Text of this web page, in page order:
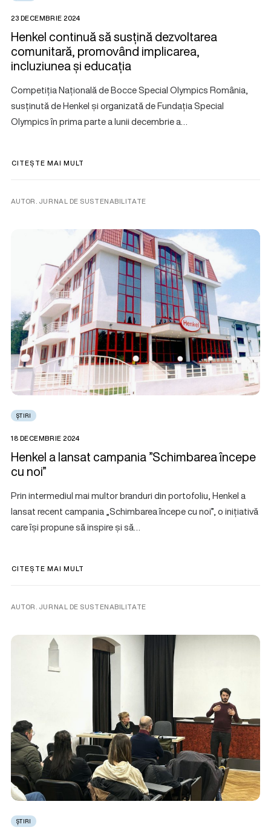
23 DECEMBRIE 2024
Henkel continuă să susțină dezvoltarea
comunitară, promovând implicarea,
incluziunea și educația
Competiția Națională de Bocce Special Olympics România,
susținută de Henkel și organizată de Fundația Special
Olympics în prima parte a lunii decembrie a…
CITEȘTE MAI MULT
AUTOR. JURNAL DE SUSTENABILITATE
ȘTIRI
18 DECEMBRIE 2024
Henkel a lansat campania ”Schimbarea începe
cu noi”
Prin intermediul mai multor branduri din portofoliu, Henkel a
lansat recent campania „Schimbarea începe cu noi”, o inițiativă
care își propune să inspire și să…
CITEȘTE MAI MULT
AUTOR. JURNAL DE SUSTENABILITATE
ȘTIRI